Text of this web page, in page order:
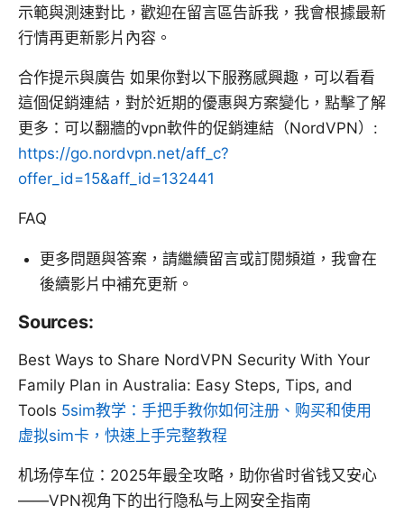
示範與測速對比，歡迎在留言區告訴我，我會根據最新
行情再更新影片內容。
合作提示與廣告 如果你對以下服務感興趣，可以看看
這個促銷連結，對於近期的優惠與方案變化，點擊了解
更多：可以翻牆的vpn軟件的促銷連結（NordVPN）:
https://go.nordvpn.net/aff_c?
offer_id=15&aff_id=132441
FAQ
更多問題與答案，請繼續留言或訂閱頻道，我會在
後續影片中補充更新。
Sources:
Best Ways to Share NordVPN Security With Your
Family Plan in Australia: Easy Steps, Tips, and
Tools 5sim教学：手把手教你如何注册、购买和使用
虚拟sim卡，快速上手完整教程
机场停车位：2025年最全攻略，助你省时省钱又安心
——VPN视角下的出行隐私与上网安全指南